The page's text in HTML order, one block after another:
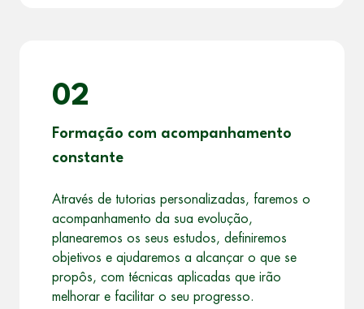
02
Formação com acompanhamento
constante
Através de tutorias personalizadas, faremos o
acompanhamento da sua evolução,
planearemos os seus estudos, definiremos
objetivos e ajudaremos a alcançar o que se
propôs, com técnicas aplicadas que irão
melhorar e facilitar o seu progresso.